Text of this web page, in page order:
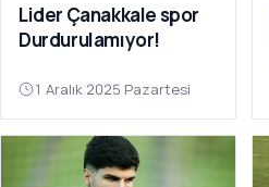
Lider Çanakkale spor
Durdurulamıyor!
1 Aralık 2025 Pazartesi